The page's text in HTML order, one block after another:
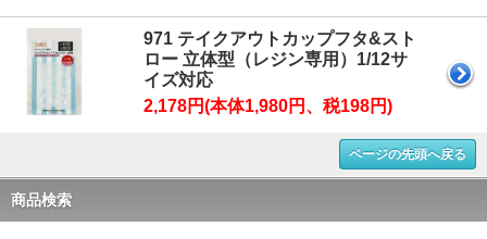
971 テイクアウトカップフタ&スト
ロー 立体型（レジン専用）1/12サ
イズ対応
2,178円(本体1,980円、税198円)
ページの先頭へ戻る
商品検索